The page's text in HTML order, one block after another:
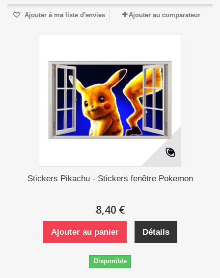
Ajouter à ma liste d'envies Ajouter au comparateur
Stickers Pikachu - Stickers fenêtre Pokemon
8,40 €
Ajouter au panier Détails
Disponible